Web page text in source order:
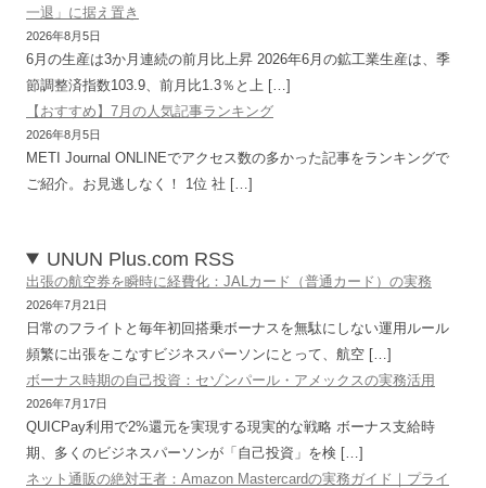
一退」に据え置き
2026年8月5日
6月の生産は3か月連続の前月比上昇 2026年6月の鉱工業生産は、季
節調整済指数103.9、前月比1.3％と上 […]
【おすすめ】7月の人気記事ランキング
2026年8月5日
METI Journal ONLINEでアクセス数の多かった記事をランキングで
ご紹介。お見逃しなく！ 1位 社 […]
UNUN Plus.com RSS
出張の航空券を瞬時に経費化：JALカード（普通カード）の実務
2026年7月21日
日常のフライトと毎年初回搭乗ボーナスを無駄にしない運用ルール
頻繁に出張をこなすビジネスパーソンにとって、航空 […]
ボーナス時期の自己投資：セゾンパール・アメックスの実務活用
2026年7月17日
QUICPay利用で2%還元を実現する現実的な戦略 ボーナス支給時
期、多くのビジネスパーソンが「自己投資」を検 […]
ネット通販の絶対王者：Amazon Mastercardの実務ガイド｜プライ